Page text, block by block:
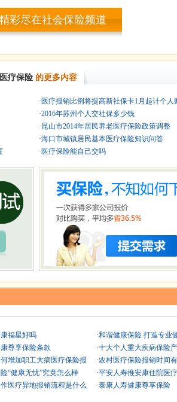
彩尽在社会保险频道
疗保险 的更多内容
· 医疗报销比例将提高新社保卡1月起计个人
·2016年苏州个人交社保多少钱
·昆山市2014年居民养老医疗保险政策调整
·海口市城镇居民基本医疗保险知识问答
· 医疗保险能自己交吗
福星好吗
尊享保险条款
增加职工大病医疗保险报
“健康无忧”究竟怎么样
医疗异地报销流程是什么
·和谐健康保险 打造专业
·十大个人重大疾病保险
·农村医疗保险报销时间
·平安人寿推安康住院医
·泰康人寿健康尊享保险